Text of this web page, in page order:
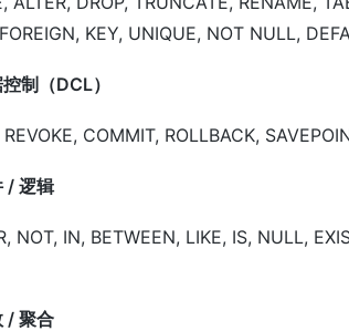
KEY, UNIQUE, NOT NULL,
制（DCL）
REVOKE, COMMIT, ROLLBACK,
/ 逻辑
NOT, IN, BETWEEN, LIKE, IS, NULL,
/ 聚合